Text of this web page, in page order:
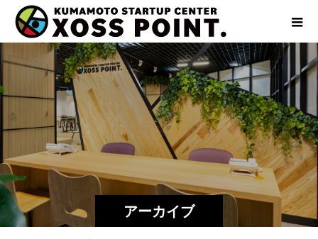
アーカイブ